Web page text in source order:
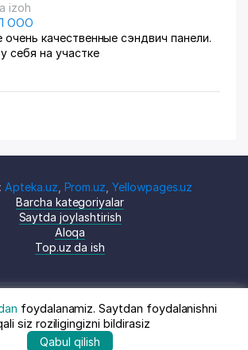
izoh
ООО
качественные сэндвич панели.
себя на участке
Apteka.uz Prom.uz ,Yellowpages.uz
Barcha kategoriyalar
Saytda joylashtirish
Aloqa
Top.uz da ish
kompaniyalari
Shartnoma
foydalanamiz. Saytdan foydalanishni
siz roziligingizni bildirasiz
Qabul qilish